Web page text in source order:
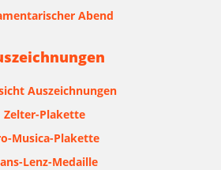
Abend
Auszeichnungen
Zelter-Plakette
Musica-Plakette
Lenz-Medaille